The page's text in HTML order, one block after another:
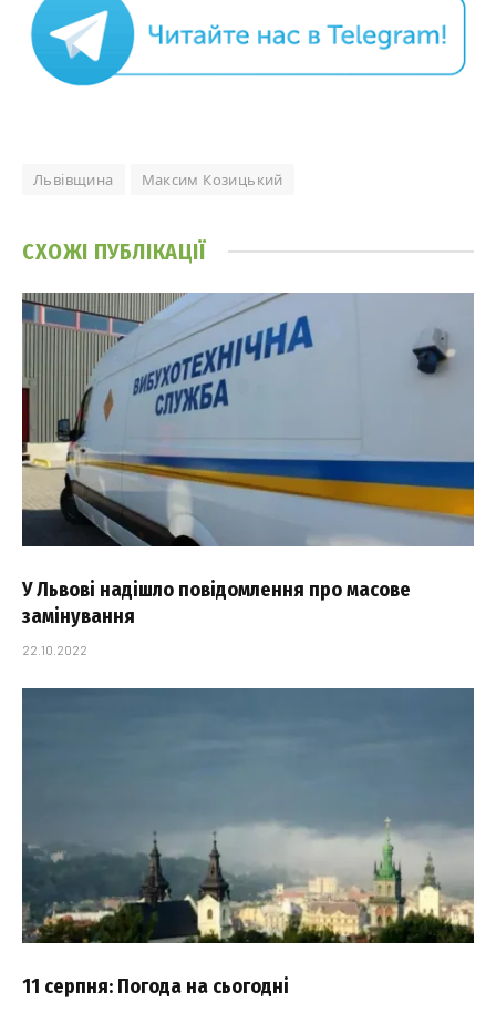
Львівщина Максим Козицький
СХОЖІ ПУБЛІКАЦІЇ
У Львові надішло повідомлення про масове
замінування
22.10.2022
11 серпня: Погода на сьогодні